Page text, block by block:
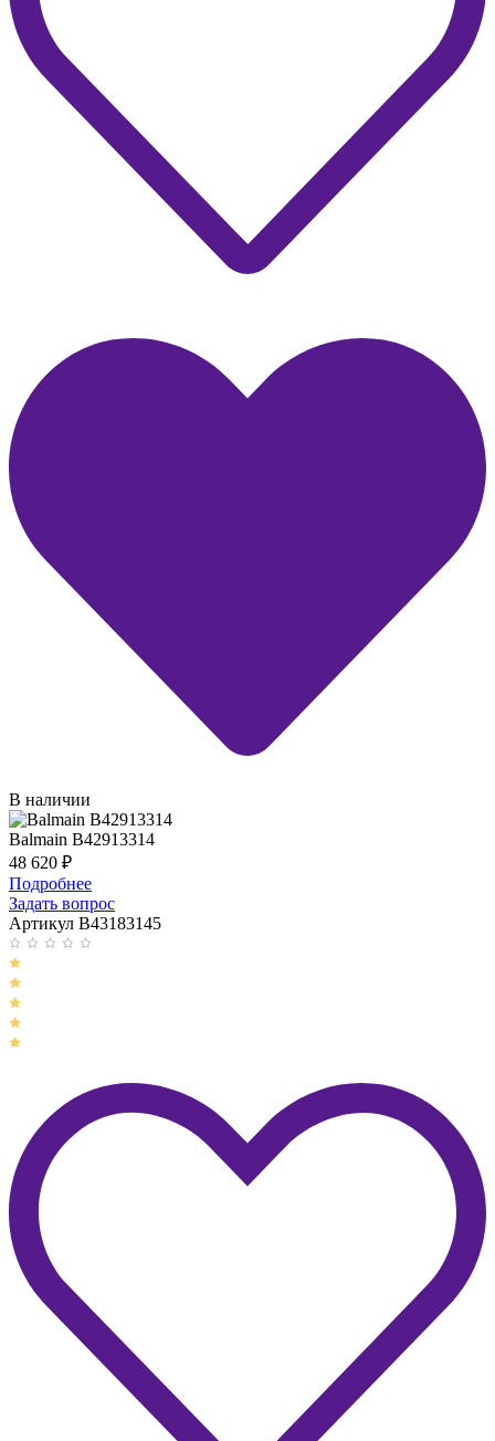
В наличии
Balmain B42913314
48 620 ₽
Подробнее
Задать вопрос
Артикул B43183145